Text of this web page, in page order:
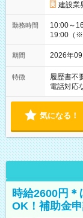
建設業
勤務時間
10:00～
19:00（※
期間 2026年
特徴 履歴書不
電話対応
気になる！
時給2600円
OK！補助金